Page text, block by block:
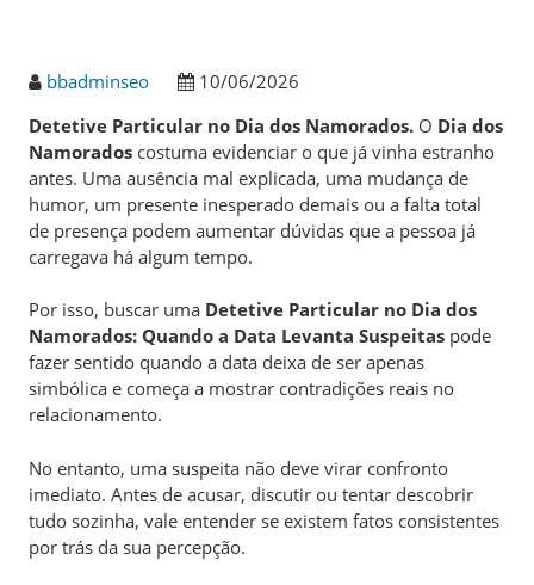
bbadminseo
10/06/2026
Detetive Particular no Dia dos Namorados. O Dia dos
Namorados costuma evidenciar o que já vinha estranho
antes. Uma ausência mal explicada, uma mudança de
humor, um presente inesperado demais ou a falta total
de presença podem aumentar dúvidas que a pessoa já
carregava há algum tempo.
Por isso, buscar uma Detetive Particular no Dia dos
Namorados: Quando a Data Levanta Suspeitas pode
fazer sentido quando a data deixa de ser apenas
simbólica e começa a mostrar contradições reais no
relacionamento.
No entanto, uma suspeita não deve virar confronto
imediato. Antes de acusar, discutir ou tentar descobrir
tudo sozinha, vale entender se existem fatos consistentes
por trás da sua percepção.